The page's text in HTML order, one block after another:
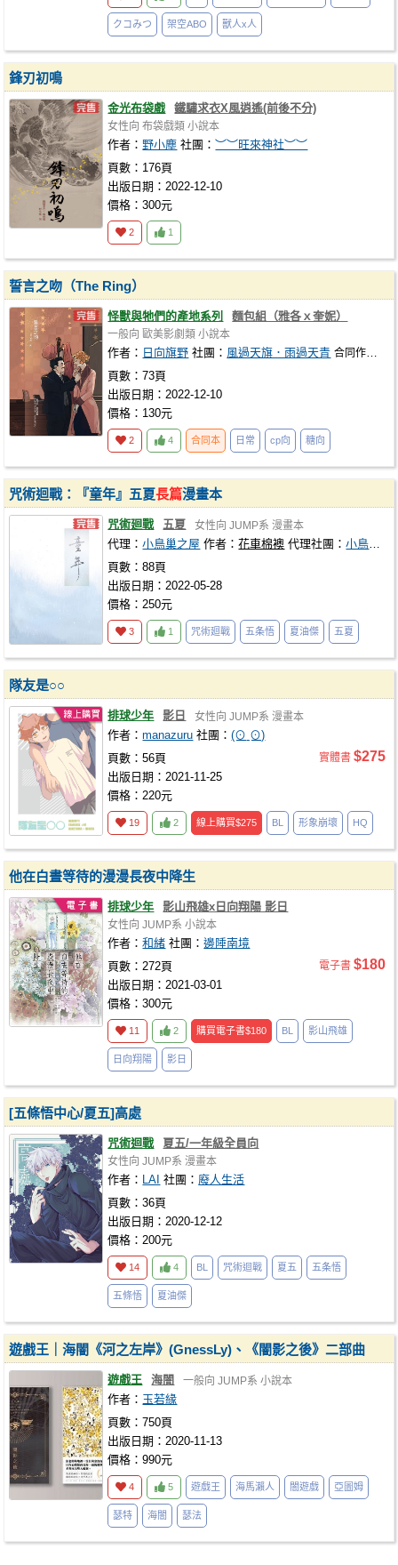
クコみつ 架空ABO 獸人x人
鋒刃初鳴
金光布袋戲 鐵驌求衣X風逍遙(前後不分)
女性向 布袋戲類 小說本
作者： 野小塵 社團：︶︶旺來神社︶︶
頁數：176頁
出版日期：2022-12-10
價格：300元
2 1
誓言之吻（The Ring）
怪獸與牠們的產地系列 麵包組（雅各ｘ奎妮）
一般向 歐美影劇類 小說本
作者： 日向旗野 社團： 風過天旗．雨過天青 合同作者：
頁數：73頁
出版日期：2022-12-10
價格：130元
2 4 合同本 日常 cp向 糖向
咒術迴戰：『童年』五夏長篇漫畫本
咒術廻戰 五夏 女性向 JUMP系 漫畫本
代理：小鳥巢之屋 作者：花車棉襖 代理社團：小鳥巢之屋
頁數：88頁
出版日期：2022-05-28
價格：250元
3 1 咒術廻戰 五条悟 夏油傑 五夏
隊友是○○
排球少年 影日 女性向 JUMP系 漫畫本
作者：manazuru 社團：(⊙ˍ⊙)
頁數：56頁
出版日期：2021-11-25
價格：220元
實體書 $275
19 2 線上購買$275 BL 形象崩壞 HQ
他在白晝等待的漫漫長夜中降生
排球少年 影山飛雄x日向翔陽 影日
女性向 JUMP系 小說本
作者：和緒 社團：邊陲南境
頁數：272頁
出版日期：2021-03-01
價格：300元
電子書 $180
11 2 購買電子書$180 BL 影山飛雄
日向翔陽 影日
[五條悟中心/夏五]高處
咒術迴戰 夏五/一年級全員向
女性向 JUMP系 漫畫本
作者： LAI 社團： 廢人生活
頁數：36頁
出版日期：2020-12-12
價格：200元
14 4 BL 咒術迴戰 夏五 五条悟
五條悟 夏油傑
遊戲王｜海闇《河之左岸》(GnessLy)、《闇影之後》二部曲
遊戲王 海闇 一般向 JUMP系 小說本
作者： 玉若緣
頁數：750頁
出版日期：2020-11-13
價格：990元
4 5 遊戲王 海馬瀨人 闇遊戲 亞圖姆
瑟特 海闇 瑟法